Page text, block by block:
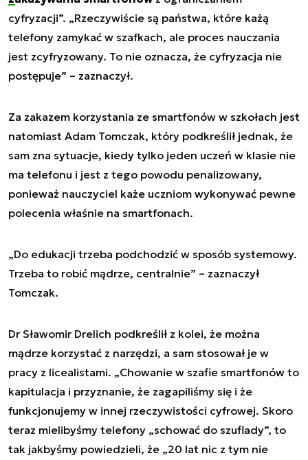
cyfryzacji”. „Rzeczywiście są państwa, które każą
telefony zamykać w szafkach, ale proces nauczania
jest zcyfryzowany. To nie oznacza, że cyfryzacja nie
postępuje” – zaznaczył.
Za zakazem korzystania ze smartfonów w szkołach jest
natomiast Adam Tomczak, który podkreślił jednak, że
sam zna sytuacje, kiedy tylko jeden uczeń w klasie nie
ma telefonu i jest z tego powodu penalizowany,
ponieważ nauczyciel każe uczniom wykonywać pewne
polecenia właśnie na smartfonach.
„Do edukacji trzeba podchodzić w sposób systemowy.
Trzeba to robić mądrze, centralnie” – zaznaczył
Tomczak.
Dr Sławomir Drelich podkreślił z kolei, że można
mądrze korzystać z narzędzi, a sam stosował je w
pracy z licealistami. „Chowanie w szafie smartfonów to
kapitulacja i przyznanie, że zagapiliśmy się i że
funkcjonujemy w innej rzeczywistości cyfrowej. Skoro
teraz mielibyśmy telefony „schować do szuflady”, to
tak jakbyśmy powiedzieli, że „20 lat nic z tym nie